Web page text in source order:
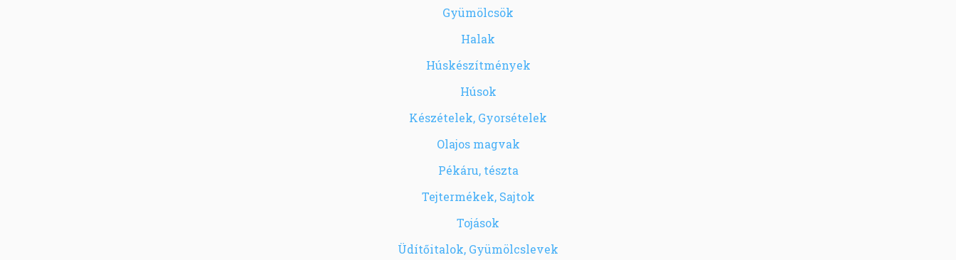
Gyümölcsök
Halak
Húskészítmények
Húsok
Készételek, Gyorsételek
Olajos magvak
Pékáru, tészta
Tejtermékek, Sajtok
Tojások
Üdítőitalok, Gyümölcslevek